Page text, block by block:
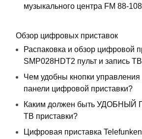
музыкального центра FM 88-
Обзор цифровых приставок
Распаковка и обзор цифровой
SMP028HDT2 пульт и запись
Чем удобны кнопки
панели цифровой приставки?
Каким должен быть УДОБНЫЙ
ТВ приставки?
Цифровая приставка